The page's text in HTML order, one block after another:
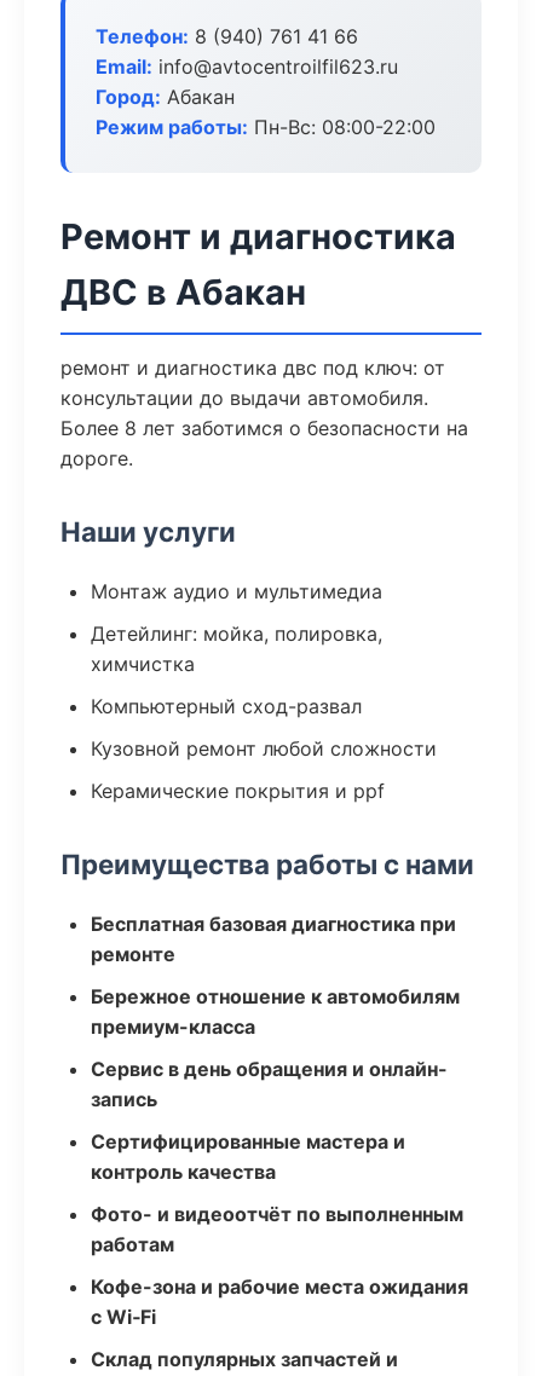
Телефон: 8 (940) 761 41 66
Email: info@avtocentroilfil623.ru
Город: Абакан
Режим работы: Пн-Вс: 08:00-22:00
Ремонт и диагностика
ДВС в Абакан
ремонт и диагностика двс под ключ: от
консультации до выдачи автомобиля.
Более 8 лет заботимся о безопасности на
дороге.
Наши услуги
Монтаж аудио и мультимедиа
Детейлинг: мойка, полировка,
химчистка
Компьютерный сход-развал
Кузовной ремонт любой сложности
Керамические покрытия и ppf
Преимущества работы с нами
Бесплатная базовая диагностика при
ремонте
Бережное отношение к автомобилям
премиум-класса
Сервис в день обращения и онлайн-
запись
Сертифицированные мастера и
контроль качества
Фото- и видеоотчёт по выполненным
работам
Кофе-зона и рабочие места ожидания
с Wi‑Fi
Склад популярных запчастей и